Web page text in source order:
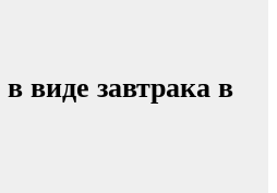
виде завтрака в